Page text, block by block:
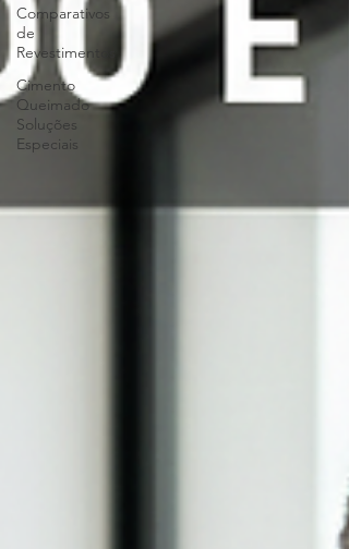
Comparativos
de
Revestimentos
Cimento
Queimado
Soluções
Especiais